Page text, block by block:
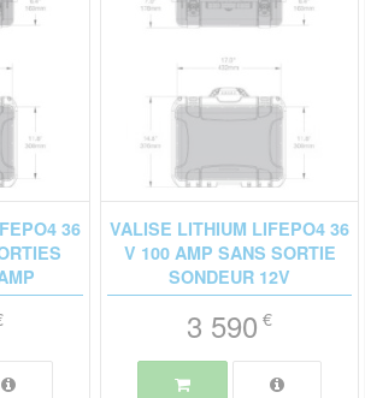
36
VALISE LITHIUM LIFEPO4 36
V 100 AMP SANS SORTIE
SONDEUR 12V
3 590 €